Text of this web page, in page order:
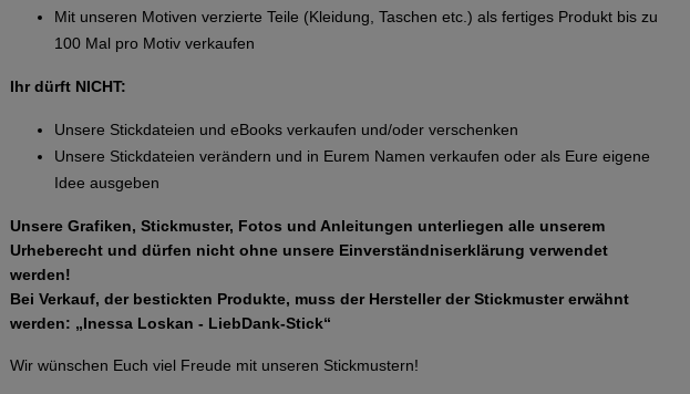
Mit unseren Motiven verzierte Teile (Kleidung, Taschen etc.) als fertiges Produkt bis zu
100 Mal pro Motiv verkaufen
Ihr dürft NICHT:
Unsere Stickdateien und eBooks verkaufen und/oder verschenken
Unsere Stickdateien verändern und in Eurem Namen verkaufen oder als Eure eigene
Idee ausgeben
Unsere Grafiken, Stickmuster, Fotos und Anleitungen unterliegen alle unserem
Urheberecht und dürfen nicht ohne unsere Einverständniserklärung verwendet
werden!
Bei Verkauf, der bestickten Produkte, muss der Hersteller der Stickmuster erwähnt
werden: „Inessa Loskan - LiebDank-Stick“
Wir wünschen Euch viel Freude mit unseren Stickmustern!